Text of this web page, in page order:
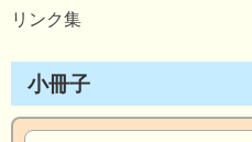
リンク集
小冊子